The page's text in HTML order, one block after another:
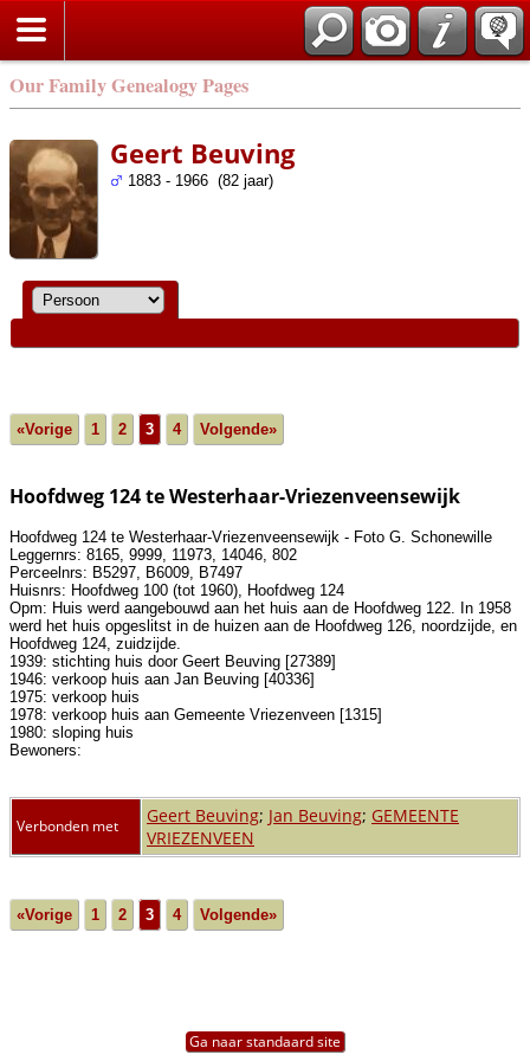
Our Family Genealogy Pages
Geert Beuving
1883 - 1966 (82 jaar)
«Vorige 1 2 3 4 Volgende»
Hoofdweg 124 te Westerhaar-Vriezenveensewijk
Hoofdweg 124 te Westerhaar-Vriezenveensewijk - Foto G. Schonewille
Leggernrs: 8165, 9999, 11973, 14046, 802
Perceelnrs: B5297, B6009, B7497
Huisnrs: Hoofdweg 100 (tot 1960), Hoofdweg 124
Opm: Huis werd aangebouwd aan het huis aan de Hoofdweg 122. In 1958
werd het huis opgeslitst in de huizen aan de Hoofdweg 126, noordzijde, en
Hoofdweg 124, zuidzijde.
1939: stichting huis door Geert Beuving [27389]
1946: verkoop huis aan Jan Beuving [40336]
1975: verkoop huis
1978: verkoop huis aan Gemeente Vriezenveen [1315]
1980: sloping huis
Bewoners:
Verbonden met Geert Beuving; Jan Beuving; GEMEENTE
VRIEZENVEEN
«Vorige 1 2 3 4 Volgende»
Ga naar standaard site